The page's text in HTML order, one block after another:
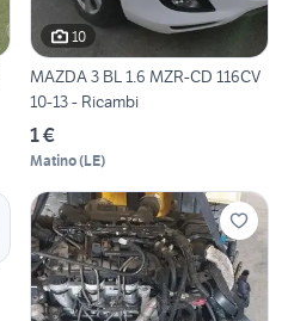
10
MAZDA 3 BL 1.6 MZR-CD 116CV
10-13 - Ricambi
1 €
Matino(LE)